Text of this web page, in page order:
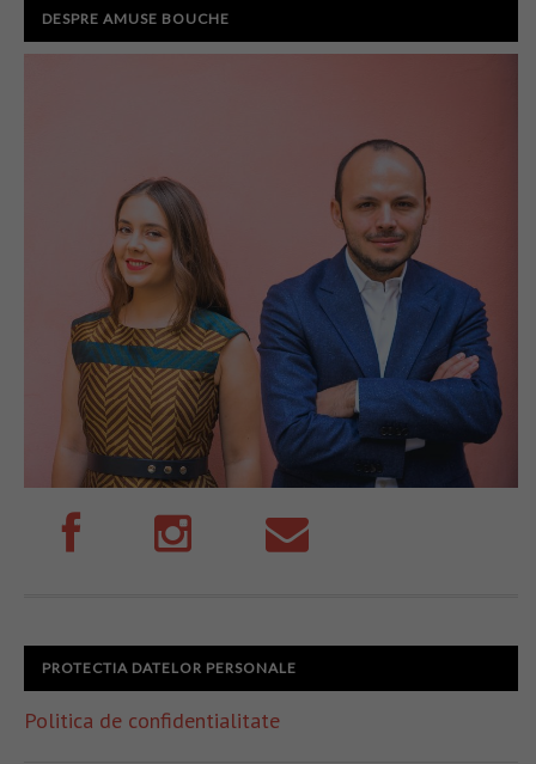
DESPRE AMUSE BOUCHE
PROTECTIA DATELOR PERSONALE
Politica de confidentialitate